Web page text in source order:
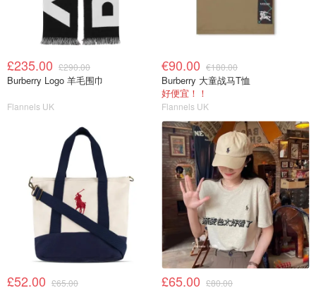
£235.00 £290.00
Burberry Logo 羊毛围巾
Flannels UK
€90.00 €180.00
Burberry 大童战马T恤
好便宜！！
Flannels UK
£52.00 £65.00 £65.00 £80.00